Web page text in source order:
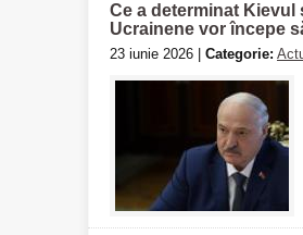
Ce a determinat
Ucrainene vor începe
23 iunie 2026 | Categorie: